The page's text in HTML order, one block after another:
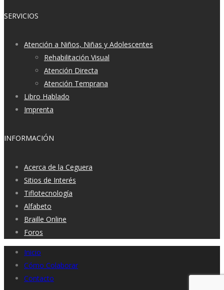
SERVICIOS
Atención a Niños, Niñas y Adolescentes
Rehabilitación Visual
Atención Directa
Atención Temprana
Libro Hablado
Imprenta
INFORMACIÓN
Acerca de la Ceguera
Sitios de Interés
Tiflotecnología
Alfabeto
Braille Online
Foros
Inicio
Cómo Colaborar
Contacto